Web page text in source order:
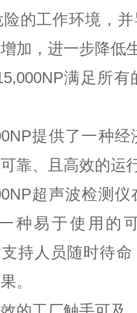
的工作环境，
加，进一步降低
满足所
提供了一种
靠、且高效的运
超声波检测
种易于使用的
持人员随时待
。